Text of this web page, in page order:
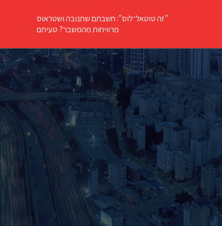
"זה טוטאל־לוס": חשבתם שתנובה ושטראוס
מרוויחות מהמשבר? טעיתם